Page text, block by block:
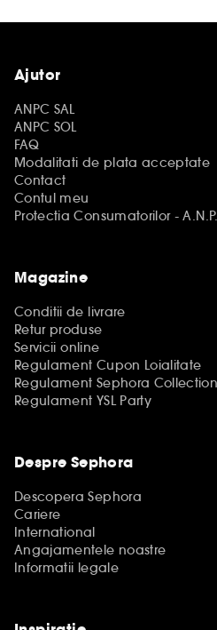
Ajutor
ANPC SAL
ANPC SOL
FAQ
Modalitati de plata acceptate
Contact
Contul meu
Protectia Consumatorilor -
Magazine
Conditii de livrare
Retur produse
Servicii online
Regulament Cupon Loialitate
Regulament Sephora
Regulament YSL Party
Despre Sephora
Descopera Sephora
Cariere
International
Angajamentele noastre
Informatii legale